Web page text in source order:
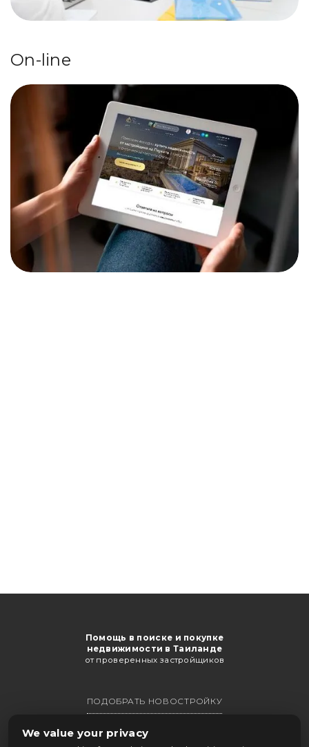
On-line
Помощь в поиске и покупке
недвижимости в Таиланде
от проверенных застройщиков
ПОДОБРАТЬ НОВОСТРОЙКУ
ПОЛУЧИТЬ КАТАЛОГ
We value your privacy